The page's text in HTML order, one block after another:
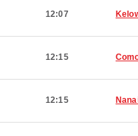
12:07
12:15
12:15